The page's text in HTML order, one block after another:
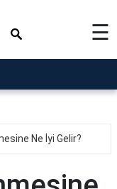
☰
Ne İyi Gelir?